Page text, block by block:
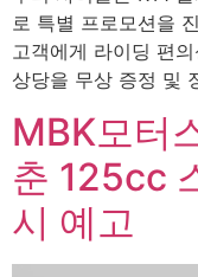
로 특별 프로모션을
고객에게 라이딩 편
상당을 무상 증정 및
MBK모터
춘 125cc
시 예고